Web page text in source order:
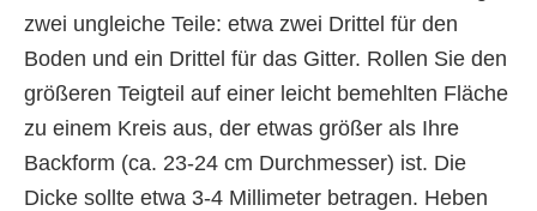
zwei ungleiche Teile: etwa zwei Drittel für den
Boden und ein Drittel für das Gitter. Rollen Sie den
größeren Teigteil auf einer leicht bemehlten Fläche
zu einem Kreis aus, der etwas größer als Ihre
Backform (ca. 23-24 cm Durchmesser) ist. Die
Dicke sollte etwa 3-4 Millimeter betragen. Heben